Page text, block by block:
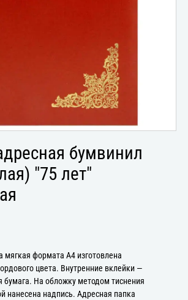
бумвинил
"75 лет"
мягкая формата А4 изготовлена
цвета. Внутренние вклейки —
бумага. На обложку методом тиснения
нанесена надпись. Адресная папка